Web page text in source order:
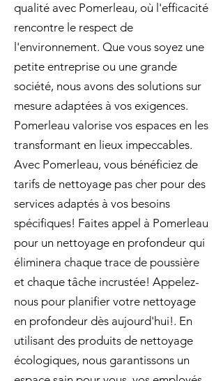
qualité avec Pomerleau, où l'efficacité
rencontre le respect de
l'environnement. Que vous soyez une
petite entreprise ou une grande
société, nous avons des solutions sur
mesure adaptées à vos exigences.
Pomerleau valorise vos espaces en les
transformant en lieux impeccables.
Avec Pomerleau, vous bénéficiez de
tarifs de nettoyage pas cher pour des
services adaptés à vos besoins
spécifiques! Faites appel à Pomerleau
pour un nettoyage en profondeur qui
éliminera chaque trace de poussière
et chaque tâche incrustée! Appelez-
nous pour planifier votre nettoyage
en profondeur dès aujourd'hui!. En
utilisant des produits de nettoyage
écologiques, nous garantissons un